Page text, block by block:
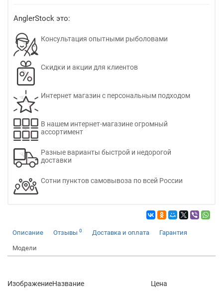
AnglerStock это:
Консультация опытными рыболовами
Скидки и акции для клиентов
Интернет магазин с персональным подходом
В нашем интернет-магазине огромный
ассортимент
Разные варианты быстрой и недорогой
доставки
Сотни пунктов самовывоза по всей России
Описание Отзывы 0 Доставка и оплата Гарантия
Модели
ИзображениеНазвание Цена